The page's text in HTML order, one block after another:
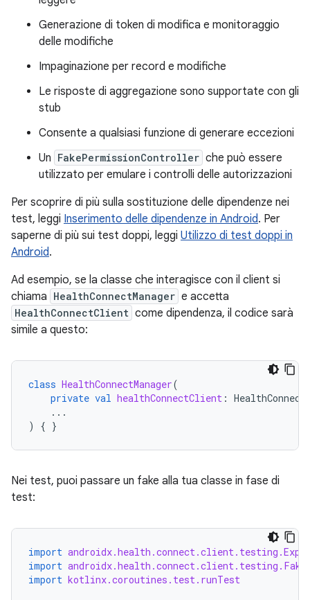
Generazione di token di modifica e monitoraggio
delle modifiche
Impaginazione per record e modifiche
Le risposte di aggregazione sono supportate con gli
stub
Consente a qualsiasi funzione di generare eccezioni
Un FakePermissionController che può essere
utilizzato per emulare i controlli delle autorizzazioni
Per scoprire di più sulla sostituzione delle dipendenze nei
test, leggi Inserimento delle dipendenze in Android. Per
saperne di più sui test doppi, leggi Utilizzo di test doppi in
Android.
Ad esempio, se la classe che interagisce con il client si
chiama HealthConnectManager e accetta
HealthConnectClient come dipendenza, il codice sarà
simile a questo:
class HealthConnectManager(
private val healthConnectClient :
...
)
{ }
Nei test, puoi passare un fake alla tua classe in fase di
test:
import
import
import kotlinx.coroutines.test.runTest